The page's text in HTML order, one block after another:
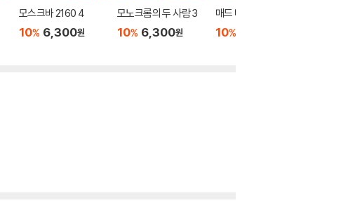
모스크바 2160 4
10% 6,300원
모노크롬의 두 사람 3
10% 6,300원
매드 미니스케이프 3
10%